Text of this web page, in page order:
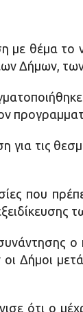
με θέμα
Δήμων,
για τις
που
Δήμοι
ότι ο